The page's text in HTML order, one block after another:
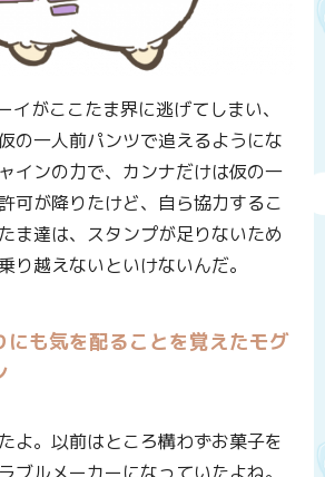
がここたま界に逃げてしまい、
の一人前パンツで追えるようにな
インの力で、カンナだけは仮の一
可が降りたけど、自ら協力するこ
ま達は、スタンプが足りないため
り越えないといけないんだ。
にも気を配ることを覚えたモグ
よ。以前はところ構わずお菓子を